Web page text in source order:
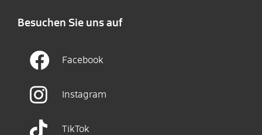
Besuchen Sie uns auf
Facebook
Instagram
TikTok